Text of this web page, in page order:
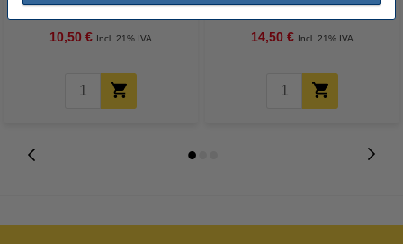
10,50 € Incl. 21% IVA 14,50 € Incl. 21% IVA